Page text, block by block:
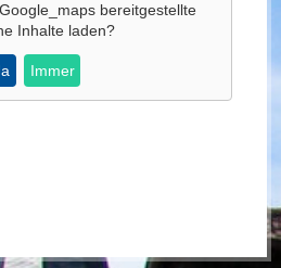
Google_mapsbereitgestellte
Inhalte laden?
Immer